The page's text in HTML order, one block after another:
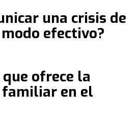
una crisis de
efectivo?
ofrece la
en el